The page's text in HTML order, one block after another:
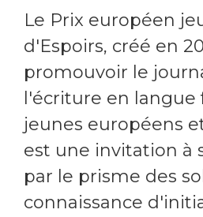
Le Prix européen
d'Espoirs, créé en
promouvoir le
l'écriture en langue
jeunes européens
est une invitation à
par le prisme des
connaissance